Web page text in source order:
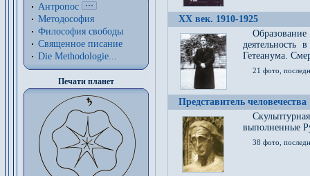
Антропос
Методософия
Философия cвободы
Священное писание
Die Methodologie...
Печати планет
XX век. 1910-1925
Образование
деятельность
Гетеанума.
21 фото,
Представитель человечества
выполненные
38 фото,